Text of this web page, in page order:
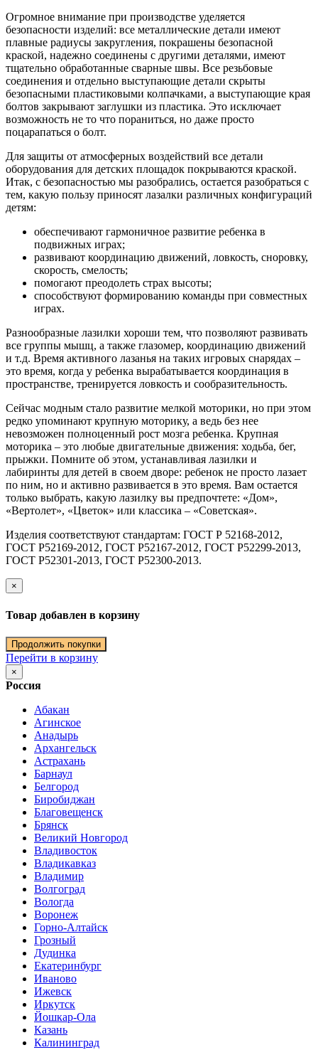
Огромное внимание при производстве уделяется
безопасности изделий: все металлические детали имеют
плавные радиусы закругления, покрашены безопасной
краской, надежно соединены с другими деталями, имеют
тщательно обработанные сварные швы. Все резьбовые
соединения и отдельно выступающие детали скрыты
безопасными пластиковыми колпачками, а выступающие края
болтов закрывают заглушки из пластика. Это исключает
возможность не то что пораниться, но даже просто
поцарапаться о болт.
Для защиты от атмосферных воздействий все детали
оборудования для детских площадок покрываются краской.
Итак, с безопасностью мы разобрались, остается разобраться с
тем, какую пользу приносят лазалки различных конфигураций
детям:
обеспечивают гармоничное развитие ребенка в
подвижных играх;
развивают координацию движений, ловкость, сноровку,
скорость, смелость;
помогают преодолеть страх высоты;
способствуют формированию команды при совместных
играх.
Разнообразные лазилки хороши тем, что позволяют развивать
все группы мышц, а также глазомер, координацию движений
и т.д. Время активного лазанья на таких игровых снарядах –
это время, когда у ребенка вырабатывается координация в
пространстве, тренируется ловкость и сообразительность.
Сейчас модным стало развитие мелкой моторики, но при этом
редко упоминают крупную моторику, а ведь без нее
невозможен полноценный рост мозга ребенка. Крупная
моторика – это любые двигательные движения: ходьба, бег,
прыжки. Помните об этом, устанавливая лазилки и
лабиринты для детей в своем дворе: ребенок не просто лазает
по ним, но и активно развивается в это время. Вам остается
только выбрать, какую лазилку вы предпочтете: «Дом»,
«Вертолет», «Цветок» или классика – «Советская».
Изделия соответствуют стандартам: ГОСТ Р 52168-2012,
ГОСТ Р52169-2012, ГОСТ Р52167-2012, ГОСТ Р52299-2013,
ГОСТ Р52301-2013, ГОСТ Р52300-2013.
×
Товар добавлен в корзину
Продолжить покупки
Перейти в корзину
×
Россия
Абакан
Агинское
Анадырь
Архангельск
Астрахань
Барнаул
Белгород
Биробиджан
Благовещенск
Брянск
Великий Новгород
Владивосток
Владикавказ
Владимир
Волгоград
Вологда
Воронеж
Горно-Алтайск
Грозный
Дудинка
Екатеринбург
Иваново
Ижевск
Иркутск
Йошкар-Ола
Казань
Калининград